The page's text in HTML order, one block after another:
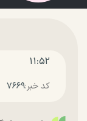
۱۱:۵۲
کد خبر:۷۶۶۹